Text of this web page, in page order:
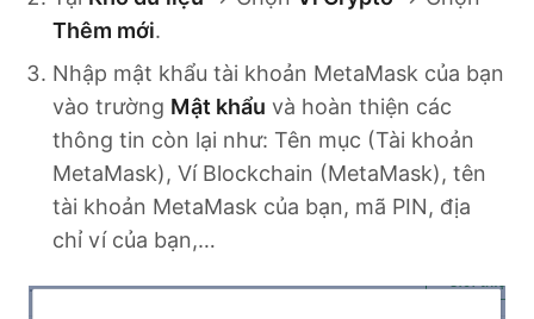
Thêm mới.
Nhập mật khẩu tài khoản MetaMask của bạn
vào trường Mật khẩu và hoàn thiện các
thông tin còn lại như: Tên mục (Tài khoản
MetaMask), Ví Blockchain (MetaMask), tên
tài khoản MetaMask của bạn, mã PIN, địa
chỉ ví của bạn,…